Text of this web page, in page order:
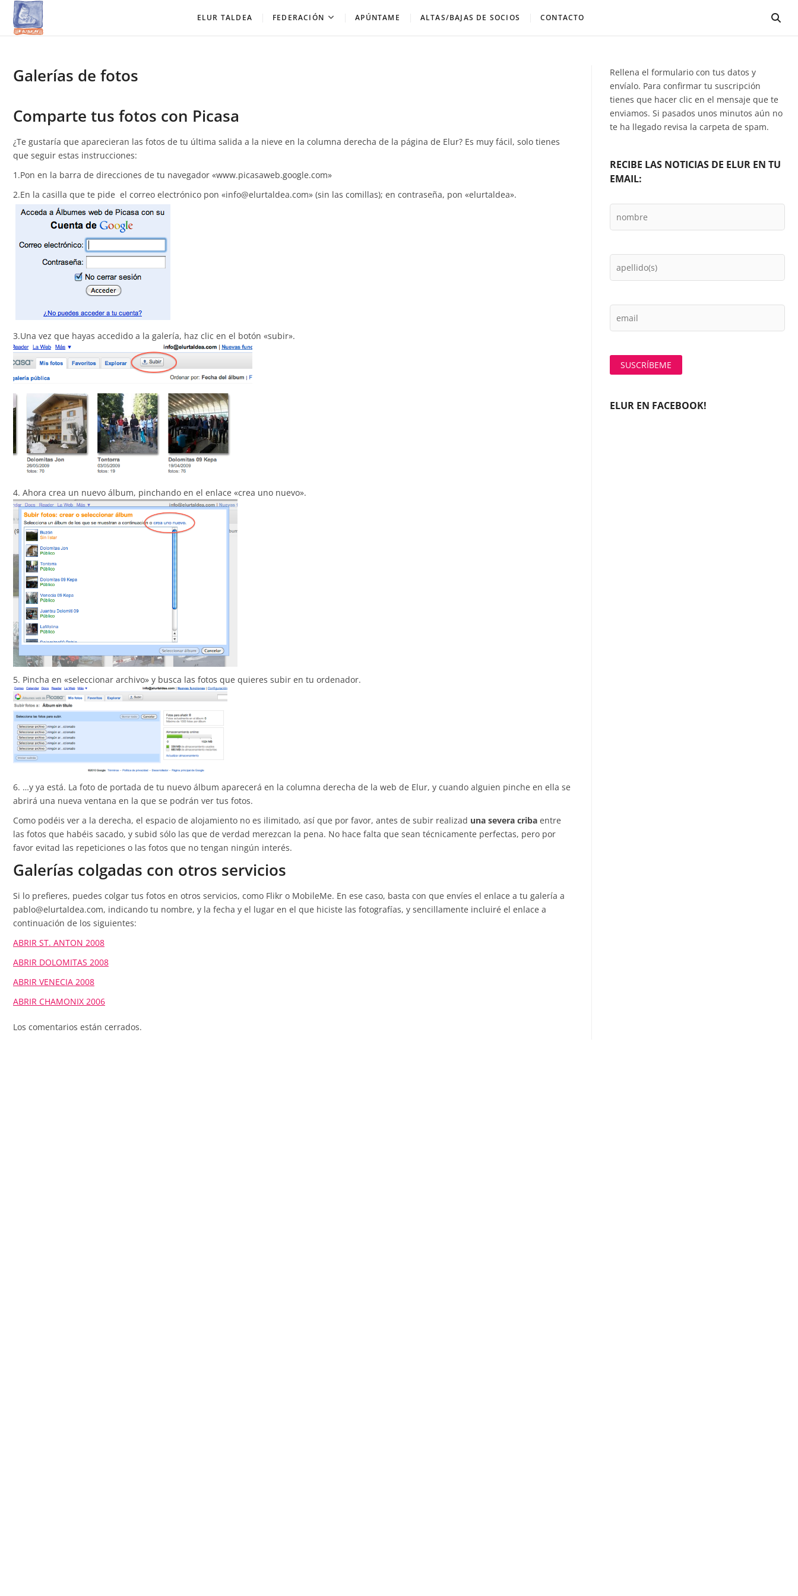
Saltar
contenido
ELUR TALDEA FEDERACIÓN APÚNTAME ALTAS/BAJAS DE SOCIOS CONTACTO
Galerías de fotos
Comparte tus fotos con Picasa
¿Te gustaría que aparecieran las fotos de tu última salida a la nieve en la columna derecha de la página de Elur? Es muy fácil, solo tienes
que seguir estas instrucciones:
1.Pon en la barra de direcciones de tu navegador «www.picasaweb.google.com»
2.En la casilla que te pide el correo electrónico pon «info@elurtaldea.com» (sin las comillas); en contraseña, pon «elurtaldea».
3.Una vez que hayas accedido a la galería, haz clic en el botón «subir».
4. Ahora crea un nuevo álbum, pinchando en el enlace «crea uno nuevo».
5. Pincha en «seleccionar archivo» y busca las fotos que quieres subir en tu ordenador.
6. …y ya está. La foto de portada de tu nuevo álbum aparecerá en la columna derecha de la web de Elur, y cuando alguien pinche en ella se
abrirá una nueva ventana en la que se podrán ver tus fotos.
Como podéis ver a la derecha, el espacio de alojamiento no es ilimitado, así que por favor, antes de subir realizad una severa criba entre
las fotos que habéis sacado, y subid sólo las que de verdad merezcan la pena. No hace falta que sean técnicamente perfectas, pero por
favor evitad las repeticiones o las fotos que no tengan ningún interés.
Galerías colgadas con otros servicios
Si lo prefieres, puedes colgar tus fotos en otros servicios, como Flikr o MobileMe. En ese caso, basta con que envíes el enlace a tu galería a
pablo@elurtaldea.com, indicando tu nombre, y la fecha y el lugar en el que hiciste las fotografías, y sencillamente incluiré el enlace a
continuación de los siguientes:
ABRIR ST. ANTON 2008
ABRIR DOLOMITAS 2008
ABRIR VENECIA 2008
ABRIR CHAMONIX 2006
Los comentarios están cerrados.
Rellena el formulario con tus datos y
envíalo. Para confirmar tu suscripción
tienes que hacer clic en el mensaje que te
enviamos. Si pasados unos minutos aún no
te ha llegado revisa la carpeta de spam.
RECIBE LAS NOTICIAS DE ELUR EN TU
EMAIL:
ELUR EN FACEBOOK!